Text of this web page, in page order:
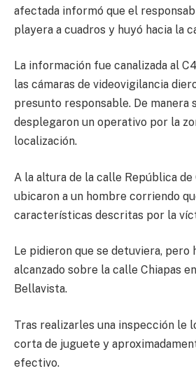
afectada informó que el
playera a cuadros y huyó hacia la
La información fue canalizada al
las cámaras de videovigilancia
presunto responsable. De manera
desplegaron un operativo por la
localización.
A la altura de la calle República de
ubicaron a un hombre corriendo
características descritas por la
Le pidieron que se detuviera, pero
alcanzado sobre la calle Chiapas
Bellavista.
Tras realizarles una inspección le
corta de juguete y
efectivo.